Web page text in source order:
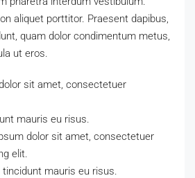
aliquet porttitor. Praesent dapibus,
quam dolor condimentum metus,
ut eros.
sit amet, consectetuer
mauris eu risus.
dolor sit amet, consectetuer
elit.
tincidunt mauris eu risus.